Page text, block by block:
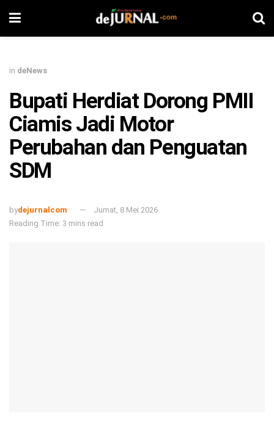
in deNews
Bupati Herdiat Dorong PMII
Ciamis Jadi Motor
Perubahan dan Penguatan
SDM
bydejurnalcom
Jumat, 8 Mei 2026
Reading Time: 3 mins read